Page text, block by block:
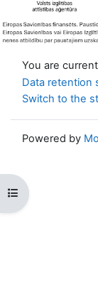
Open course index
You are
Data retention
Switch to the
Powered by